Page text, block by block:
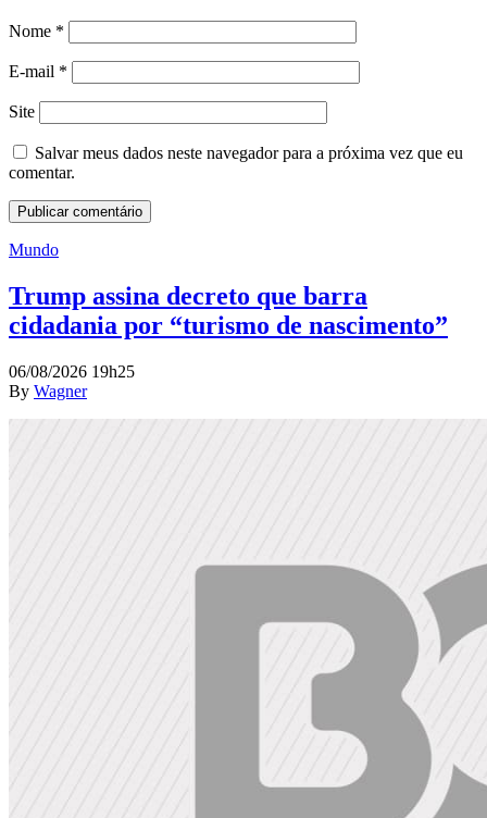
Nome *
E-mail *
Site
Salvar meus dados neste navegador para a próxima vez que eu
comentar.
Mundo
Trump assina decreto que barra
cidadania por “turismo de nascimento”
06/08/2026 19h25
By Wagner